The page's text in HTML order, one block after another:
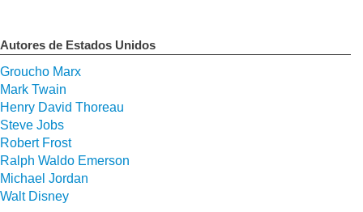
Autores de Estados Unidos
Groucho Marx
Mark Twain
Henry David Thoreau
Steve Jobs
Robert Frost
Ralph Waldo Emerson
Michael Jordan
Walt Disney